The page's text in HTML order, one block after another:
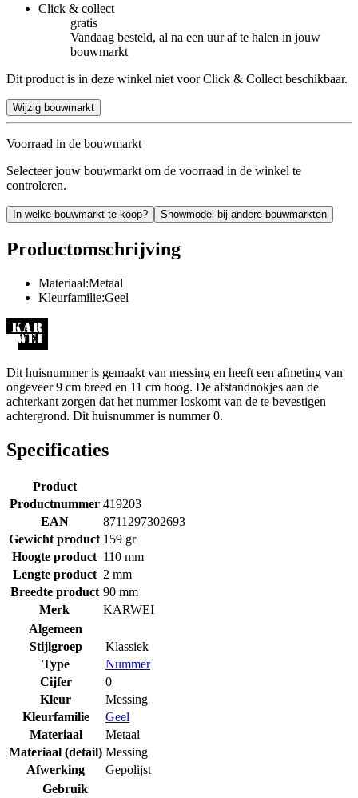
Click & collect
gratis
Vandaag besteld, al na een uur af te halen in jouw
bouwmarkt
Dit product is in deze winkel niet voor Click & Collect beschikbaar.
Wijzig bouwmarkt
Voorraad in de bouwmarkt
Selecteer jouw bouwmarkt om de voorraad in de winkel te
controleren.
In welke bouwmarkt te koop? Showmodel bij andere bouwmarkten
Productomschrijving
Materiaal:Metaal
Kleurfamilie:Geel
Dit huisnummer is gemaakt van messing en heeft een afmeting van
ongeveer 9 cm breed en 11 cm hoog. De afstandnokjes aan de
achterkant zorgen dat het nummer loskomt van de te bevestigen
achtergrond. Dit huisnummer is nummer 0.
Specificaties
Product
Productnummer 419203
EAN
8711297302693
Gewicht product 159 gr
Hoogte product 110 mm
Lengte product 2 mm
Breedte product 90 mm
Merk
KARWEI
Algemeen
Stijlgroep
Klassiek
Type
Nummer
Cijfer
0
Kleur
Messing
Kleurfamilie
Geel
Materiaal
Metaal
Materiaal (detail) Messing
Afwerking
Gepolijst
Gebruik